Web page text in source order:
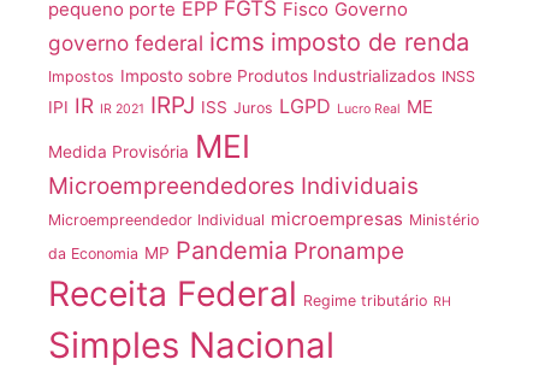
pequeno porte EPP FGTS Fisco Governo
governo federal icms imposto de renda
Impostos Imposto sobre Produtos Industrializados INSS
IPI IR IR 2021 IRPJ ISS Juros LGPD Lucro Real ME
Medida Provisória MEI
Microempreendedores Individuais
Microempreendedor Individual microempresas Ministério
da Economia MP Pandemia Pronampe
Receita Federal Regime tributário RH
Simples Nacional